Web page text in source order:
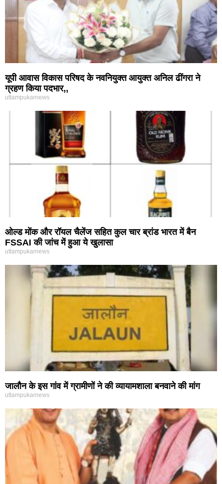
यूपी आवास विकास परिषद के नवनियुक्त आयुक्त अनिल ढींगरा ने
ग्रहण किया पदभार,,
uttampukarnews
ओल्ड मोंक और रॉयल चैलेंज सहित कुल चार ब्रांड भारत में बैन
FSSAI की जांच में हुआ ये खुलासा
uttampukarnews
जालौन के इस गांव में ग्रामीणों ने की व्यायामशाला बनवाने की मांग
uttampukarnews